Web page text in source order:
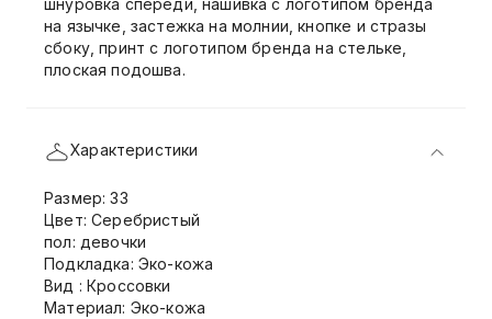
шнуровка спереди, нашивка с логотипом бренда
на язычке, застежка на молнии, кнопке и стразы
сбоку, принт с логотипом бренда на стельке,
плоская подошва.
Характеристики
Размер: 33
Цвет: Серебристый
пол: девочки
Подкладка: Эко-кожа
Вид : Кроссовки
Материал: Эко-кожа